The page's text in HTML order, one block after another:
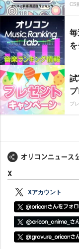
CS
プ
X
Xアカウント